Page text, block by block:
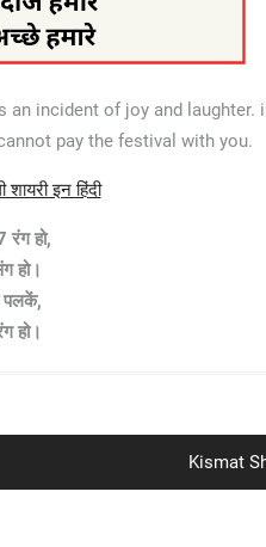
incident of joy and
pay the festival with you.
इन हिंदी
रंग हो,
हो।
पलकें,
हो।
Next
post:
Kismat